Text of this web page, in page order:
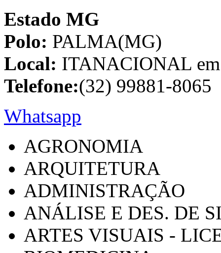
Estado MG
Polo: PALMA(MG)
Local: ITANACIONAL
Telefone:(32) 99881-8065
Whatsapp
AGRONOMIA
ARQUITETURA
ADMINISTRAÇÃO
ANÁLISE E DES. DE
ARTES VISUAIS -